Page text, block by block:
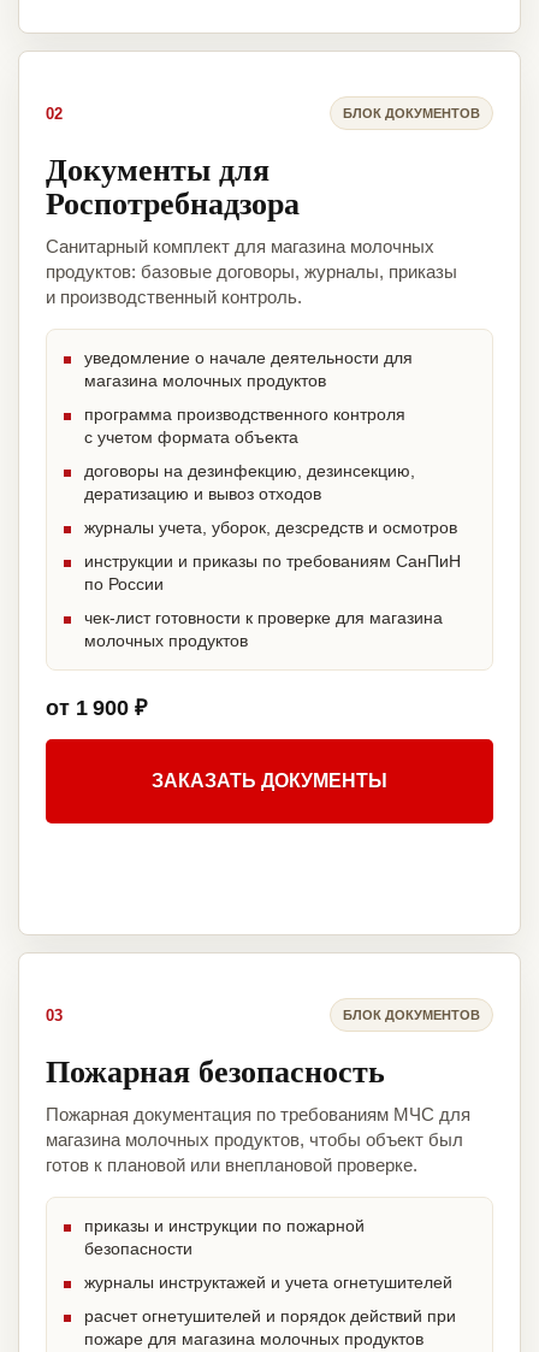
02 БЛОК ДОКУМЕНТОВ
Документы для
Роспотребнадзора
Санитарный комплект для магазина молочных
продуктов: базовые договоры, журналы, приказы
и производственный контроль.
уведомление о начале деятельности для
магазина молочных продуктов
программа производственного контроля
с учетом формата объекта
договоры на дезинфекцию, дезинсекцию,
дератизацию и вывоз отходов
журналы учета, уборок, дезсредств и осмотров
инструкции и приказы по требованиям СанПиН
по России
чек-лист готовности к проверке для магазина
молочных продуктов
от 1 900 ₽
ЗАКАЗАТЬ ДОКУМЕНТЫ
03 БЛОК ДОКУМЕНТОВ
Пожарная безопасность
Пожарная документация по требованиям МЧС для
магазина молочных продуктов, чтобы объект был
готов к плановой или внеплановой проверке.
приказы и инструкции по пожарной
безопасности
журналы инструктажей и учета огнетушителей
расчет огнетушителей и порядок действий при
пожаре для магазина молочных продуктов